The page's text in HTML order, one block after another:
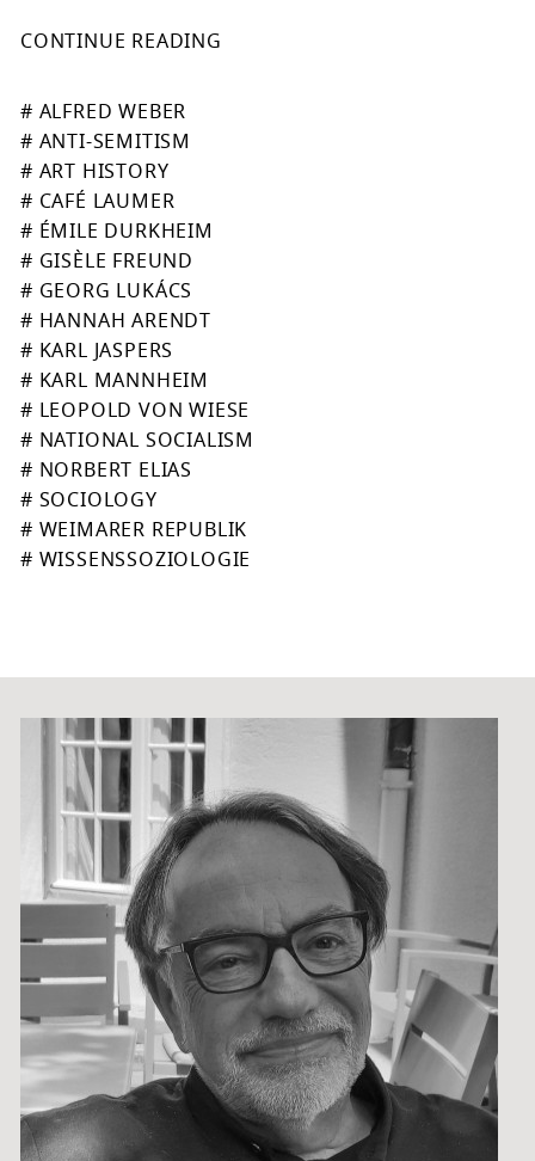
CONTINUE READING
# ALFRED WEBER
# ANTI-SEMITISM
# ART HISTORY
# CAFÉ LAUMER
# ÉMILE DURKHEIM
# GISÈLE FREUND
# GEORG LUKÁCS
# HANNAH ARENDT
# KARL JASPERS
# KARL MANNHEIM
# LEOPOLD VON WIESE
# NATIONAL SOCIALISM
# NORBERT ELIAS
# SOCIOLOGY
# WEIMARER REPUBLIK
# WISSENSSOZIOLOGIE